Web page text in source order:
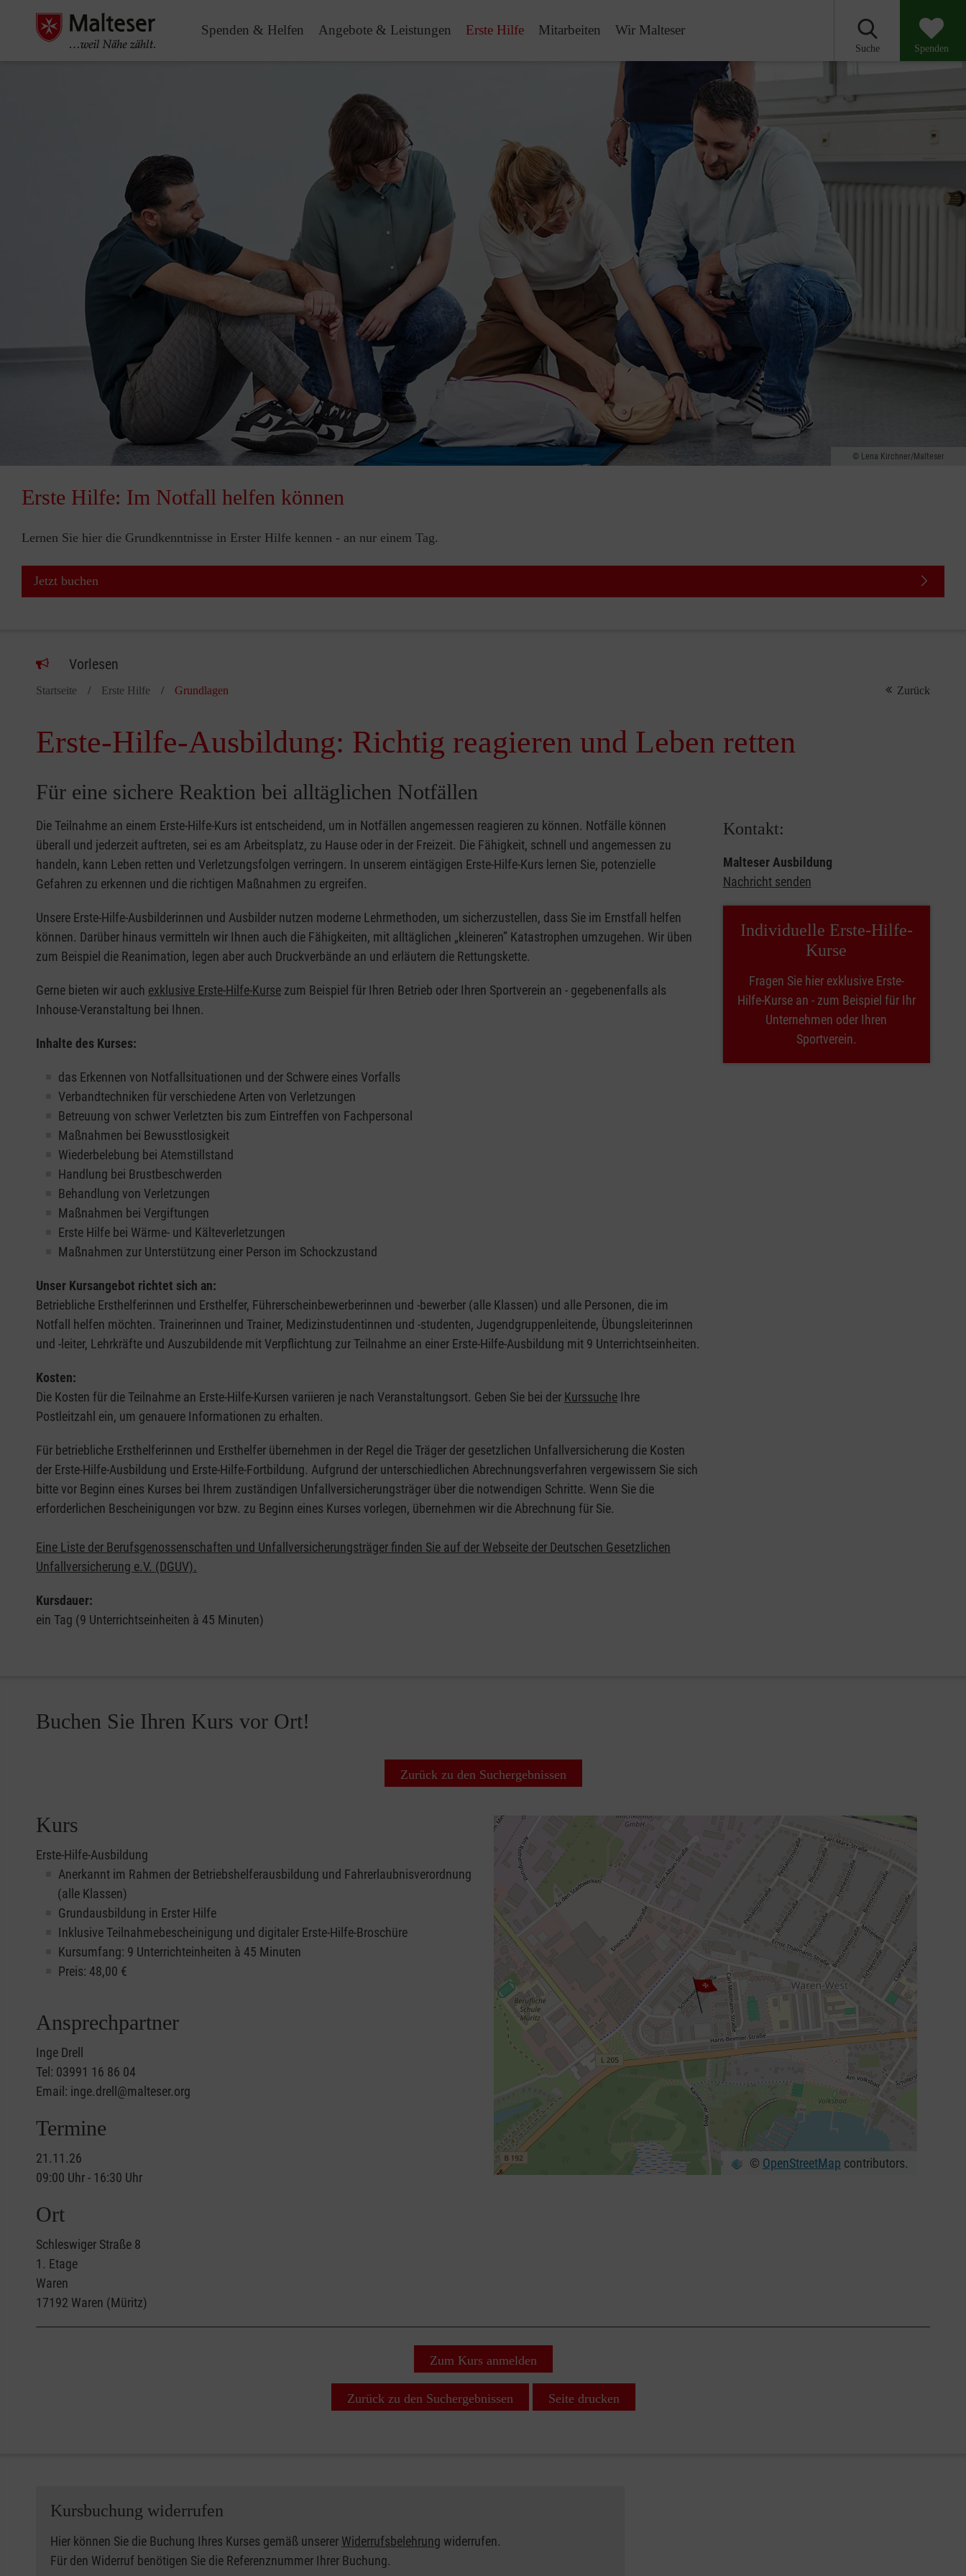
Spenden & Helfen Angebote & Leistungen Erste Hilfe Mitarbeiten Wir Malteser
Suche Spenden
Lena Kirchner/Malteser
Erste Hilfe: Im Notfall helfen können
Lernen Sie hier die Grundkenntnisse in Erster Hilfe kennen - an nur einem Tag.
Jetzt buchen
Vorlesen
Startseite Erste Hilfe Grundlagen Zurück
Erste-Hilfe-Ausbildung: Richtig reagieren und Leben retten
Für eine sichere Reaktion bei alltäglichen Notfällen
Die Teilnahme an einem Erste-Hilfe-Kurs ist entscheidend, um in Notfällen angemessen reagieren zu können. Notfälle können
überall und jederzeit auftreten, sei es am Arbeitsplatz, zu Hause oder in der Freizeit. Die Fähigkeit, schnell und angemessen zu
handeln, kann Leben retten und Verletzungsfolgen verringern. In unserem eintägigen Erste-Hilfe-Kurs lernen Sie, potenzielle
Gefahren zu erkennen und die richtigen Maßnahmen zu ergreifen.
Unsere Erste-Hilfe-Ausbilderinnen und Ausbilder nutzen moderne Lehrmethoden, um sicherzustellen, dass Sie im Ernstfall helfen
können. Darüber hinaus vermitteln wir Ihnen auch die Fähigkeiten, mit alltäglichen „kleineren” Katastrophen umzugehen. Wir üben
zum Beispiel die Reanimation, legen aber auch Druckverbände an und erläutern die Rettungskette.
Gerne bieten wir auch exklusive Erste-Hilfe-Kurse zum Beispiel für Ihren Betrieb oder Ihren Sportverein an - gegebenenfalls als
Inhouse-Veranstaltung bei Ihnen.
Inhalte des Kurses:
das Erkennen von Notfallsituationen und der Schwere eines Vorfalls
Verbandtechniken für verschiedene Arten von Verletzungen
Betreuung von schwer Verletzten bis zum Eintreffen von Fachpersonal
Maßnahmen bei Bewusstlosigkeit
Wiederbelebung bei Atemstillstand
Handlung bei Brustbeschwerden
Behandlung von Verletzungen
Maßnahmen bei Vergiftungen
Erste Hilfe bei Wärme- und Kälteverletzungen
Maßnahmen zur Unterstützung einer Person im Schockzustand
Unser Kursangebot richtet sich an:
Betriebliche Ersthelferinnen und Ersthelfer, Führerscheinbewerberinnen und -bewerber (alle Klassen) und alle Personen, die im
Notfall helfen möchten. Trainerinnen und Trainer, Medizinstudentinnen und -studenten, Jugendgruppenleitende, Übungsleiterinnen
und -leiter, Lehrkräfte und Auszubildende mit Verpflichtung zur Teilnahme an einer Erste-Hilfe-Ausbildung mit 9 Unterrichtseinheiten.
Kosten:
Die Kosten für die Teilnahme an Erste-Hilfe-Kursen variieren je nach Veranstaltungsort. Geben Sie bei der Kurssuche Ihre
Postleitzahl ein, um genauere Informationen zu erhalten.
Für betriebliche Ersthelferinnen und Ersthelfer übernehmen in der Regel die Träger der gesetzlichen Unfallversicherung die Kosten
der Erste-Hilfe-Ausbildung und Erste-Hilfe-Fortbildung. Aufgrund der unterschiedlichen Abrechnungsverfahren vergewissern Sie sich
bitte vor Beginn eines Kurses bei Ihrem zuständigen Unfallversicherungsträger über die notwendigen Schritte. Wenn Sie die
erforderlichen Bescheinigungen vor bzw. zu Beginn eines Kurses vorlegen, übernehmen wir die Abrechnung für Sie.
Eine Liste der Berufsgenossenschaften und Unfallversicherungsträger finden Sie auf der Webseite der Deutschen Gesetzlichen
Unfallversicherung e.V. (DGUV).
Kursdauer:
ein Tag (9 Unterrichtseinheiten à 45 Minuten)
Kontakt:
Malteser Ausbildung
Nachricht senden
Individuelle Erste-Hilfe-
Kurse
Fragen Sie hier exklusive Erste-
Hilfe-Kurse an - zum Beispiel für Ihr
Unternehmen oder Ihren
Sportverein.
Buchen Sie Ihren Kurs vor Ort!
Zurück zu den Suchergebnissen
Kurs
Erste-Hilfe-Ausbildung
Anerkannt im Rahmen der Betriebshelferausbildung und Fahrerlaubnisverordnung
(alle Klassen)
Grundausbildung in Erster Hilfe
Inklusive Teilnahmebescheinigung und digitaler Erste-Hilfe-Broschüre
Kursumfang: 9 Unterrichteinheiten à 45 Minuten
Preis: 48,00 €
Ansprechpartner
Inge Drell
Tel: 03991 16 86 04
Email: inge.drell@malteser.org
Termine
21.11.26
09:00 Uhr - 16:30 Uhr
Ort
Schleswiger Straße 8
1. Etage
Waren
17192 Waren (Müritz)
© OpenStreetMap contributors.
Zum Kurs anmelden
Zurück zu den Suchergebnissen Seite drucken
Kursbuchung widerrufen
Hier können Sie die Buchung Ihres Kurses gemäß unserer Widerrufsbelehrung widerrufen.
Für den Widerruf benötigen Sie die Referenznummer Ihrer Buchung.